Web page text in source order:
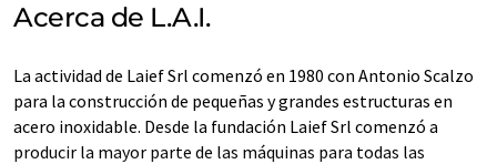
Acerca de L.A.I.
La actividad de Laief Srl comenzó en 1980 con Antonio Scalzo
para la construcción de pequeñas y grandes estructuras en
acero inoxidable. Desde la fundación Laief Srl comenzó a
producir la mayor parte de las máquinas para todas las